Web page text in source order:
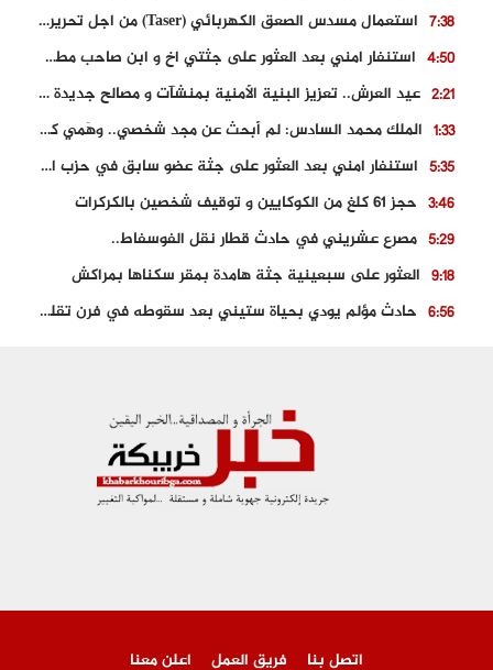
7:38
استعمال مسدس الصعق الكهربائي (Taser) من اجل تحرير شابة محتجزة
4:50
استنفار امني بعد العثور على جثتي اخ و ابن صاحب مطعم اسماك مشهور بطنجة
2:21
عيد العرش.. تعزيز البنية الأمنية بمنشآت و مصالح جديدة بكل من الحسيمة – فاس و الناظور
1:33
الملك محمد السادس: لم أبحث عن مجد شخصي.. وهَمي كرامة المغاربة
5:35
استنفار امني بعد العثور على جثة عضو سابق في حزب المصباح بالقنيطرة..
3:46 حجز 61 كلغ من الكوكايين و توقيف شخصين بالكركرات
5:29 مصرع عشريني في حادث قطار نقل الفوسفاط..
9:18 العثور على سبعينية جثة هامدة بمقر سكناها بمراكش
6:56
حادث مؤلم يودي بحياة ستيني بعد سقوطه في فرن تقليدي “للجير”
اتصل بنا فريق العمل اعلن معنا